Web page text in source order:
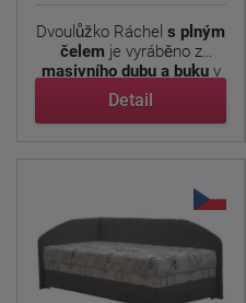
Dvoulůžko Ráchel s plným
čelem je vyráběno z
masivního dubu a buku v
...
Detail